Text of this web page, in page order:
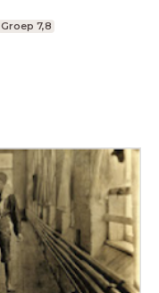
Groep 7,8